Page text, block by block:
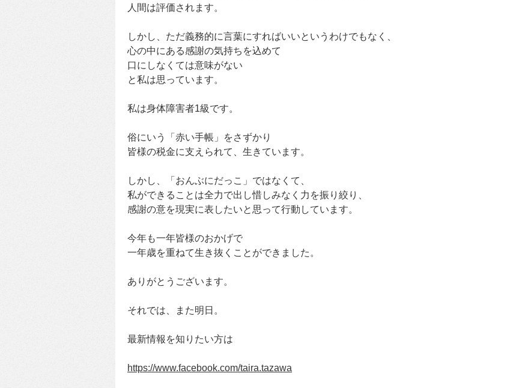
人間は評価されます。
しかし、ただ義務的に言葉にすればいいというわけでもなく、
心の中にある感謝の気持ちを込めて
口にしなくては意味がない
と私は思っています。
私は身体障害者1級です。
俗にいう「赤い手帳」をさずかり
皆様の税金に支えられて、生きています。
しかし、「おんぶにだっこ」ではなくて、
私ができることは全力で出し惜しみなく力を振り絞り、
感謝の意を現実に表したいと思って行動しています。
今年も一年皆様のおかげで
一年歳を重ねて生き抜くことができました。
ありがとうございます。
それでは、また明日。
最新情報を知りたい方は
https://www.facebook.com/taira.tazawa